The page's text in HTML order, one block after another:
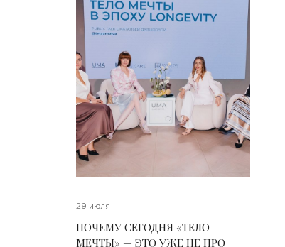
29 июля
ПОЧЕМУ СЕГОДНЯ «ТЕЛО
МЕЧТЫ» — ЭТО УЖЕ НЕ ПРО